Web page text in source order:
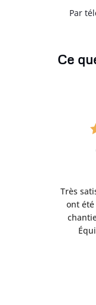
Par
Ce
Très
ont